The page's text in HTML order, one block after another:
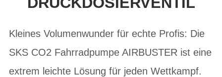
Kleines Volumenwunder für echte Profis: Die
SKS CO2 Fahrradpumpe AIRBUSTER ist eine
extrem leichte Lösung für jeden Wettkampf.